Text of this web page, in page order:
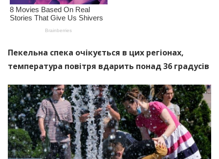
Пекельна спека очікується в цих регіонах,
температура повітря вдарить понад 36 градусів